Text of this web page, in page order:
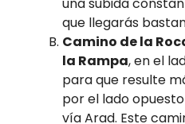
que llegarás
Camino de la
la Rampa, en el
para que resulte
por el lado
vía Arad. Este